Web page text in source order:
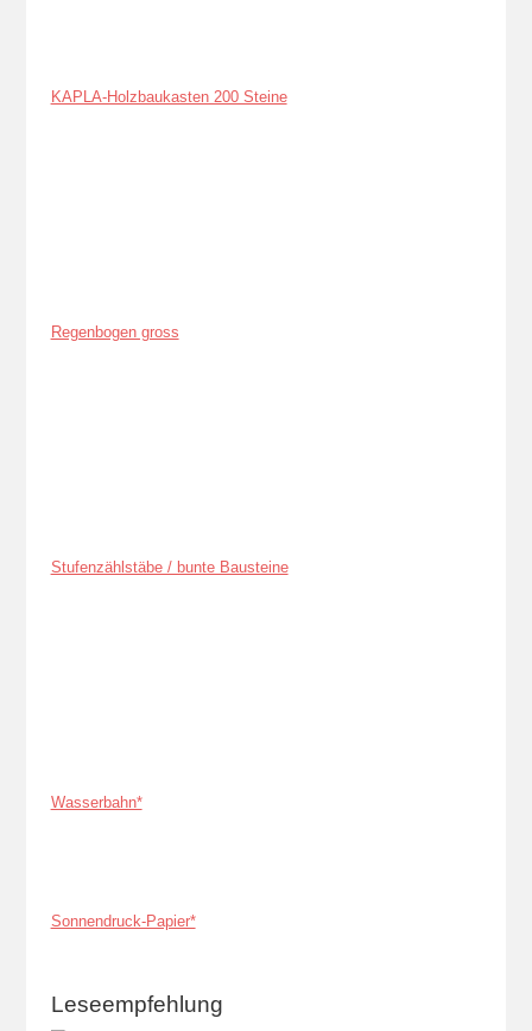
KAPLA-Holzbaukasten 200 Steine
Regenbogen gross
Stufenzählstäbe / bunte Bausteine
Wasserbahn*
Sonnendruck-Papier*
Leseempfehlung